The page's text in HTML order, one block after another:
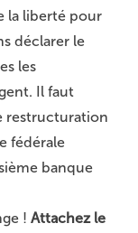
la liberté pour
déclarer le
les
Il faut
restructuration
fédérale
banque
! Attachez le